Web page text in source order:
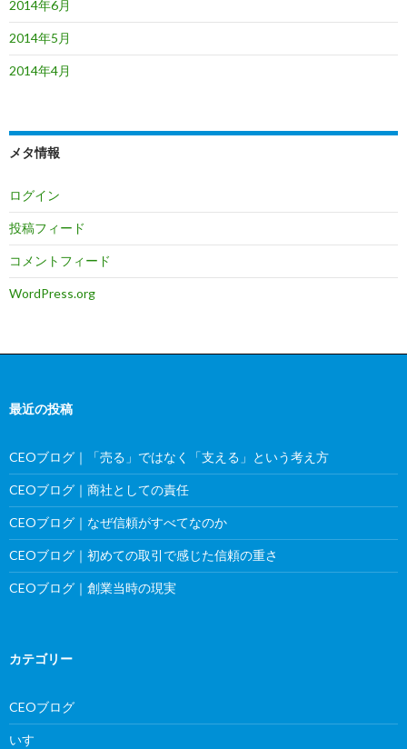
2014年6月
2014年5月
2014年4月
メタ情報
ログイン
投稿フィード
コメントフィード
WordPress.org
最近の投稿
CEOブログ｜「売る」ではなく「支える」という考え方
CEOブログ｜商社としての責任
CEOブログ｜なぜ信頼がすべてなのか
CEOブログ｜初めての取引で感じた信頼の重さ
CEOブログ｜創業当時の現実
カテゴリー
CEOブログ
いすゞ